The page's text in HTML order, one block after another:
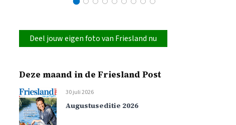
Deel jouw eigen foto van Friesland nu
Deze maand in de Friesland Post
30 juli 2026
Augustuseditie 2026